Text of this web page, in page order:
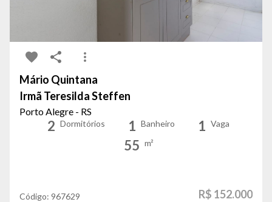
Mário Quintana
Irmã Teresilda Steffen
Porto Alegre - RS
2 Dormitórios 1 Banheiro 1 Vaga
55 m²
Código: 967629 R$ 152.000